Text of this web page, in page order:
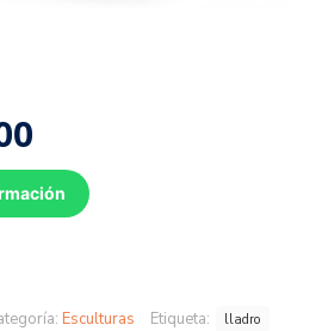
Esculturas Etiqueta: lladro